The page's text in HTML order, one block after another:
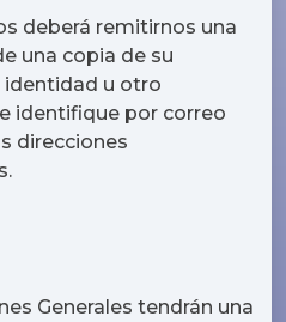
deberá remitirnos una
una copia de su
u otro
identifique por correo
direcciones
Generales tendrán una